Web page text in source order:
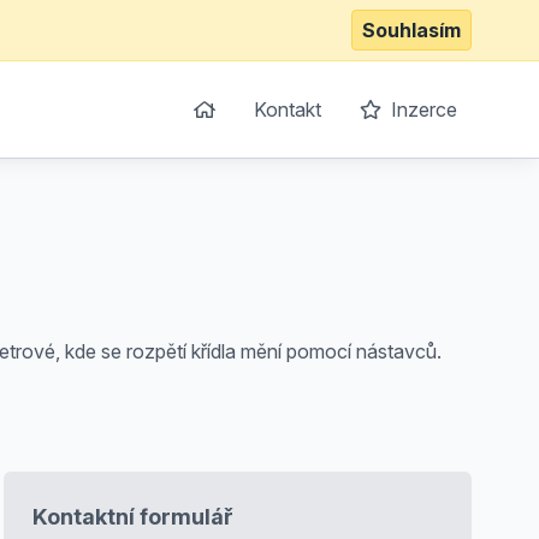
Souhlasím
Kontakt Inzerce
kde se rozpětí křídla mění pomocí nástavců.
Kontaktní formulář